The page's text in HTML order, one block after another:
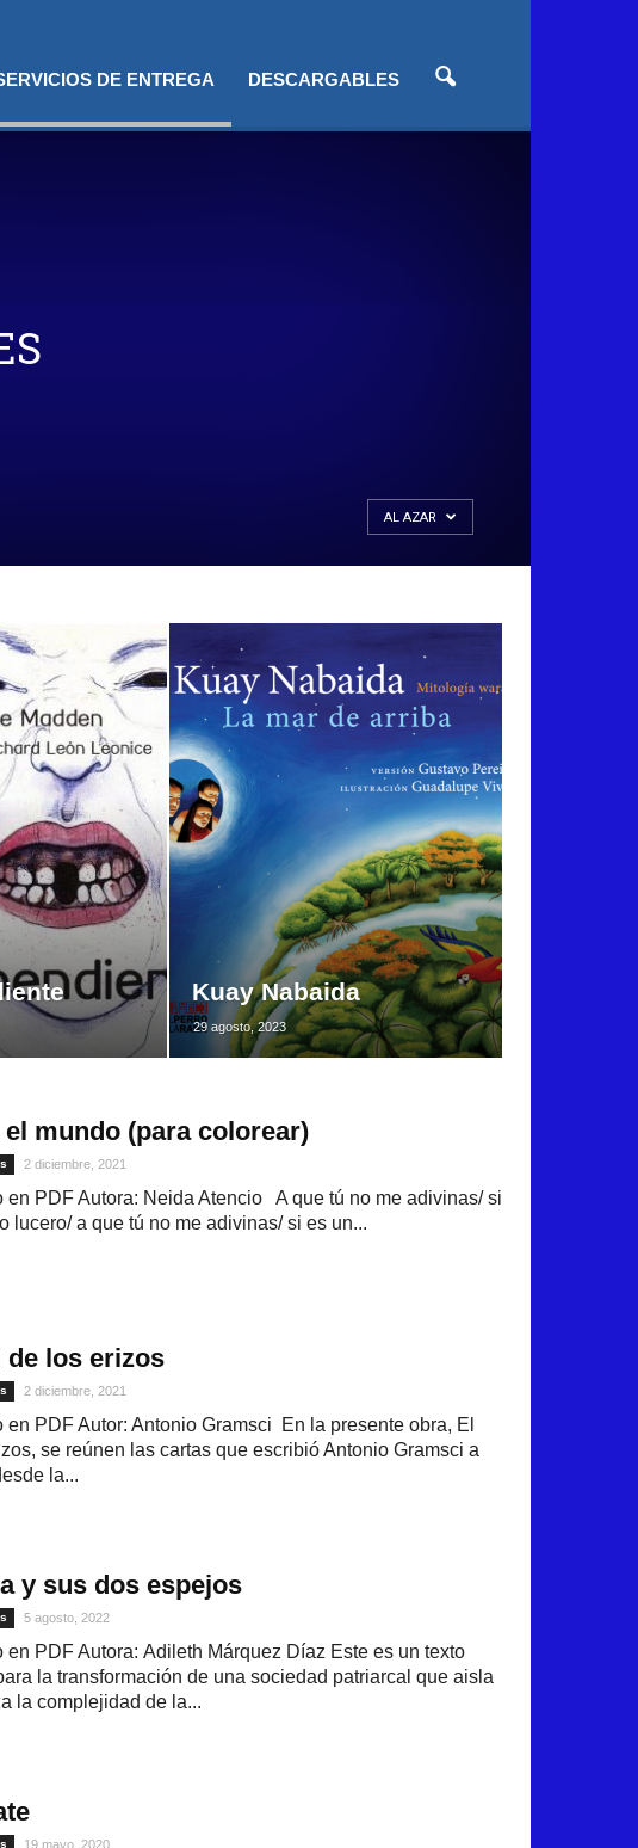
DE ENTREGA DESCARGABLES
AL AZAR
Kuay Nabaida
29 agosto, 2023
mundo (para colorear)
2 diciembre, 2021
en PDF Autora: Neida Atencio A que tú no me adivinas/ si
lucero/ a que tú no me adivinas/ si es un...
de los erizos
2 diciembre, 2021
en PDF Autor: Antonio Gramsci En la presente obra, El
se reúnen las cartas que escribió Antonio Gramsci a
la...
y sus dos espejos
5 agosto, 2022
en PDF Autora: Adileth Márquez Díaz Este es un texto
la transformación de una sociedad patriarcal que aisla
la complejidad de la...
19 mayo, 2020